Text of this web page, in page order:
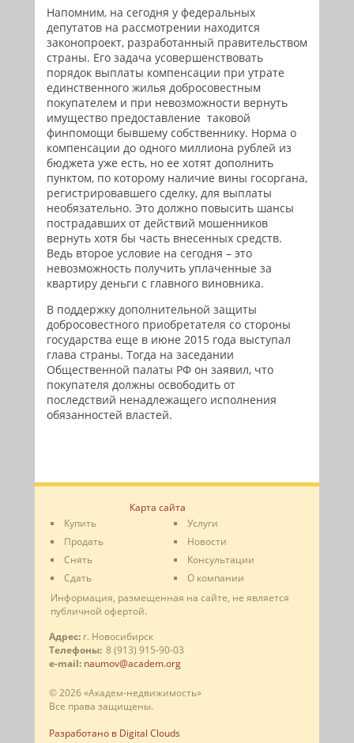
Напомним, на сегодня у федеральных
депутатов на рассмотрении находится
законопроект, разработанный правительством
страны. Его задача усовершенствовать
порядок выплаты компенсации при утрате
единственного жилья добросовестным
покупателем и при невозможности вернуть
имущество предоставление таковой
финпомощи бывшему собственнику. Норма о
компенсации до одного миллиона рублей из
бюджета уже есть, но ее хотят дополнить
пунктом, по которому наличие вины госоргана,
регистрировавшего сделку, для выплаты
необязательно. Это должно повысить шансы
пострадавших от действий мошенников
вернуть хотя бы часть внесенных средств.
Ведь второе условие на сегодня – это
невозможность получить уплаченные за
квартиру деньги с главного виновника.
В поддержку дополнительной защиты
добросовестного приобретателя со стороны
государства еще в июне 2015 года выступал
глава страны. Тогда на заседании
Общественной палаты РФ он заявил, что
покупателя должны освободить от
последствий ненадлежащего исполнения
обязанностей властей.
Карта сайта
Купить
Продать
Снять
Сдать
Услуги
Новости
Консультации
О компании
Информация, размещенная на сайте, не является
публичной офертой.
Адрес: г. Новосибирск
Телефоны: 8 (913) 915-90-03
e-mail: naumov@academ.org
© 2026 «Академ-недвижимость»
Все права защищены.
Разработано в Digital Clouds